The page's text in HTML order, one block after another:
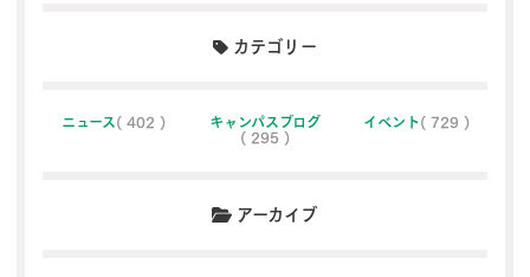
カテゴリー
ニュース( 402 )
キャンパスブログ
( 295 )
イベント ( 729 )
アーカイブ